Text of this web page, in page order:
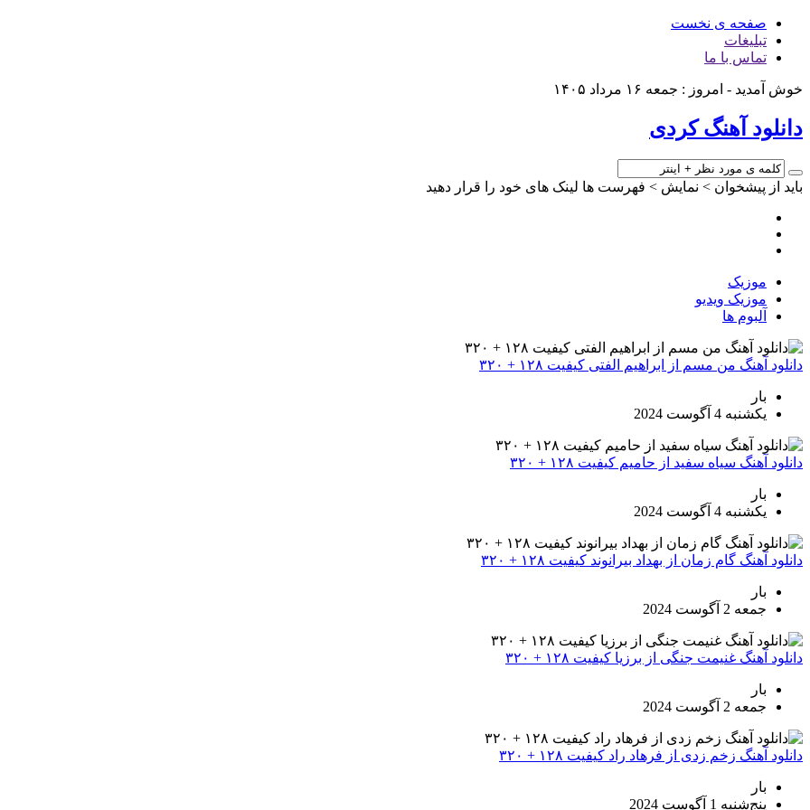
صفحه ی نخست
تبلیغات
تماس با ما
خوش آمدید - امروز : جمعه ۱۶ مرداد ۱۴۰۵
دانلود آهنگ کردی
باید از پیشخوان > نمایش > فهرست ها لینک های خود را قرار دهید
موزیک
موزیک ویدیو
آلبوم ها
دانلود آهنگ من مسم از ابراهیم الفتی کیفیت ۱۲۸ + ۳۲۰
بار
یکشنبه 4 آگوست 2024
دانلود آهنگ سیاه سفید از حامیم کیفیت ۱۲۸ + ۳۲۰
بار
یکشنبه 4 آگوست 2024
دانلود آهنگ گام زمان از بهداد بیرانوند کیفیت ۱۲۸ + ۳۲۰
بار
جمعه 2 آگوست 2024
دانلود آهنگ غنیمت جنگی از برزیا کیفیت ۱۲۸ + ۳۲۰
بار
جمعه 2 آگوست 2024
دانلود آهنگ زخم زدی از فرهاد راد کیفیت ۱۲۸ + ۳۲۰
بار
پنج‌شنبه 1 آگوست 2024